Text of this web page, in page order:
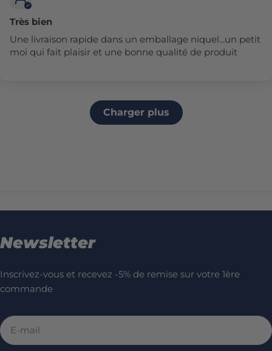
Très bien
Une livraison rapide dans un emballage niquel...un petit
moi qui fait plaisir et une bonne qualité de produit
Charger plus
Newsletter
Inscrivez-vous et recevez -5% de remise sur votre 1ère
commande
E-
mail